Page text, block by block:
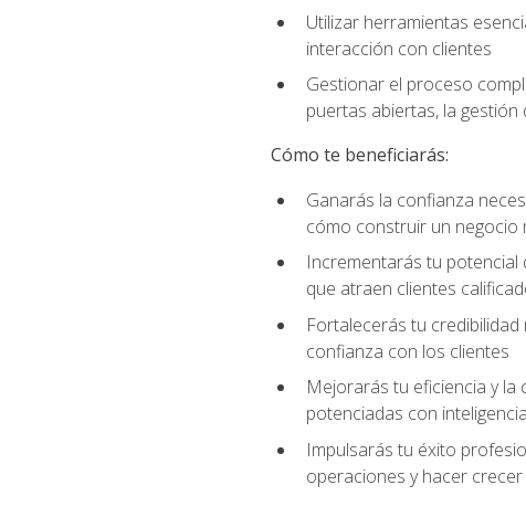
Utilizar herramientas
interacción con clientes
Gestionar el proceso
puertas abiertas, la
Cómo te beneficiarás:
Ganarás la confianza
cómo construir un negocio
Incrementarás tu potencial
que atraen clientes
Fortalecerás tu
confianza con los clientes
Mejorarás tu eficiencia y la
potenciadas con
Impulsarás tu éxito
operaciones y hacer